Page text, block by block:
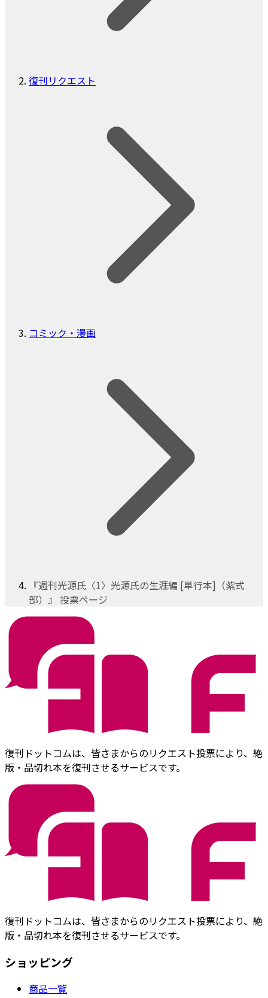
復刊リクエスト
コミック・漫画
『週刊光源氏〈1〉光源氏の生涯編 [単行本]（紫式
部）』 投票ページ
復刊ドットコムは、皆さまからのリクエスト投票により、絶
版・品切れ本を復刊させるサービスです。
復刊ドットコムは、皆さまからのリクエスト投票により、絶
版・品切れ本を復刊させるサービスです。
ショッピング
商品一覧